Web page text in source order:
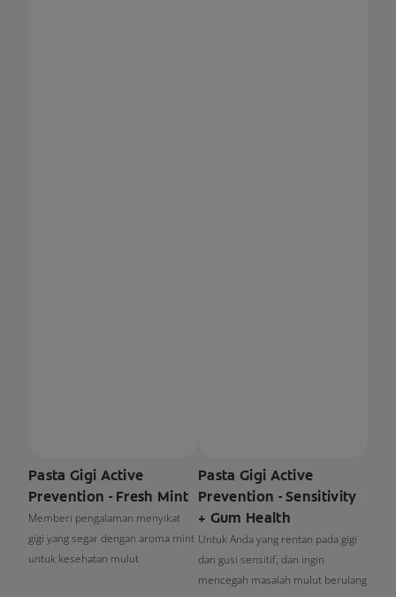
Pasta Gigi Active
Prevention - Fresh Mint
Memberi pengalaman menyikat
gigi yang segar dengan aroma mint
untuk kesehatan mulut
Pasta Gigi Active
Prevention - Sensitivity
+ Gum Health
Untuk Anda yang rentan pada gigi
dan gusi sensitif, dan ingin
mencegah masalah mulut berulang